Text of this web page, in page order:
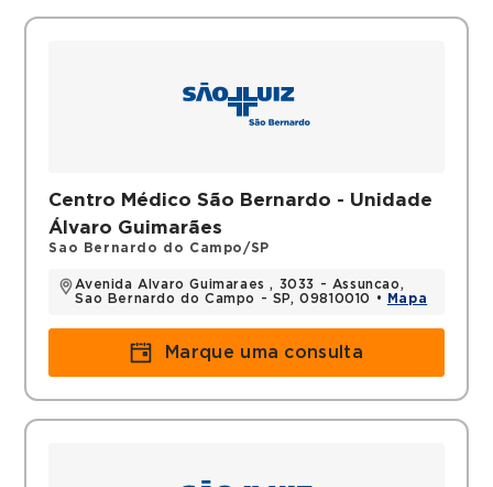
Centro Médico São Bernardo - Unidade
Álvaro Guimarães
Sao Bernardo do Campo/SP
Avenida Alvaro Guimaraes , 3033 - Assuncao,
Sao Bernardo do Campo - SP, 09810010 •
Mapa
Marque uma consulta